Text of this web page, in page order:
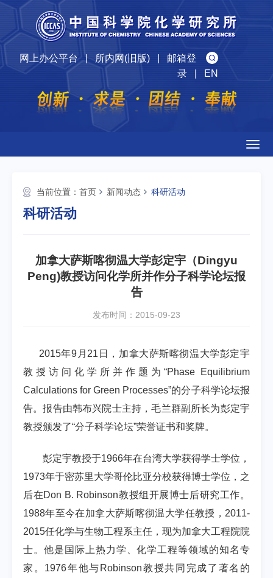
网上办公平台|所内网(旧版)| 邮箱登
录| EN
当前位置： 首页 新闻动态 科研活动
科研活动
加拿大萨斯喀彻温大学彭定宇（Dingyu
Peng)教授访问化学所并作分子科学论坛报
告
发布时间：2015-09-23
2015年9月 21 日，加拿大萨斯喀彻温大学彭定宇
教授访问化学所并作题为“Phase Equilibrium
Calculations for Green Processes”的分子科学论坛报
告。报告由韩布兴院士主持，毛兰群副所长为彭定宇
教授颁发了“分子科学论坛”荣誉证书和奖牌。
彭定宇教授于1966年在台湾大学获得学士学位，
1973年于密苏里大学哥伦比亚分校获得博士学位，之
后在Don B. Robinson教授组开展博士后研究工作。
1988年至今在加拿大萨斯喀彻温大学任教授， 2011-
2015任化学与生物工程系主任，现为加拿大工程院院
士。他是国际上热力学、化学工程等领域的知名专
家。 1976年他与 Robinson教授共同完成了著名的